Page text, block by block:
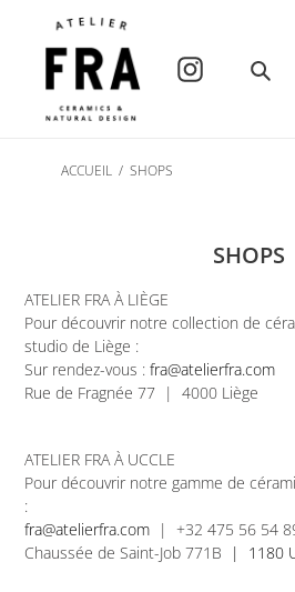
contenu
Instagram
ACCUEIL / SHOPS
SHOPS
ATELIER FRA À LIÈGE
Pour découvrir notre collection de
studio de Liège :
Sur rendez-vous : fra@atelierfra.com
Rue de Fragnée 77 | 4000 Liège
ATELIER FRA À UCCLE
Pour découvrir notre gamme de
:
fra@atelierfra.com | +32 475 56 54
Chaussée de Saint-Job 771B
| 1180